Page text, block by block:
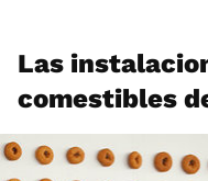
Las
comestibles